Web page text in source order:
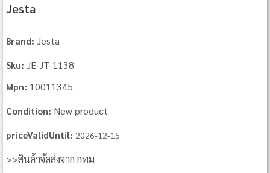
Jesta
Brand: Jesta
Sku: JE-JT-1138
Mpn: 10011345
Condition: New product
priceValidUntil: 2026-12-15
>>สินค้าจัดส่งจาก กทม